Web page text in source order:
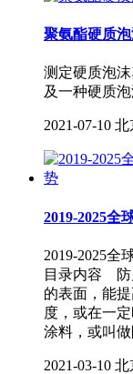
聚氨酯硬质
测定硬质泡
及一种硬质泡
2021-07-10 北
2019-2025全
2019-2025全
目录内容 防
的表面，能
度，或在一
涂料，或叫做
2021-03-10 北